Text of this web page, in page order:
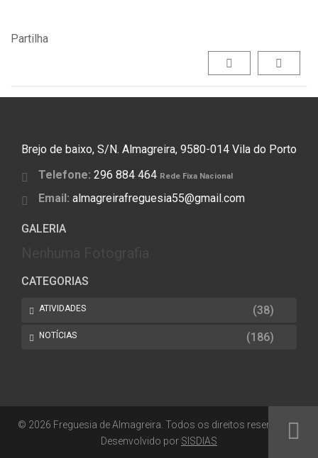
Partilha
Brejo de baixo, S/N. Almagreira, 9580-014 Vila do Porto
Telefone: 296 884 464 Rede Fixa Nacional
Email: almagreirafreguesia55@gmail.com
GALERIA
CATEGORIAS
ATIVIDADES (38)
NOTÍCIAS (186)
© 2026 Freguesia de Almagreira. Todos os direitos reservados.
Desenvolvido por SISDIAS